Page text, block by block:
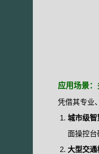
应用场景
凭借其专业
城市级智
面操控台
大型交